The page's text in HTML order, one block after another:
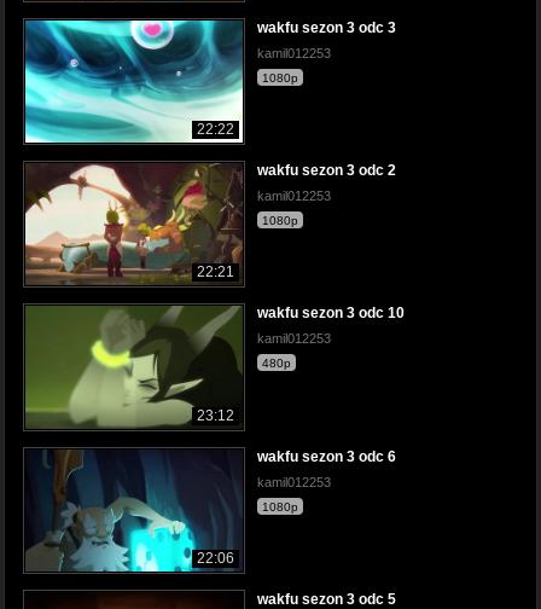
22:22
wakfu sezon 3 odc 3
kamil012253
1080p
22:21
wakfu sezon 3 odc 2
kamil012253
1080p
23:12
wakfu sezon 3 odc 10
kamil012253
480p
22:06
wakfu sezon 3 odc 6
kamil012253
1080p
wakfu sezon 3 odc 5